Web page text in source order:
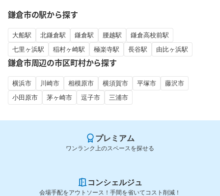
鎌倉市の駅から探す
大船駅 北鎌倉駅 鎌倉駅 腰越駅
鎌倉高校前駅
七里ヶ浜駅
稲村ヶ崎駅 極楽寺駅 長谷駅 由比ヶ浜駅
鎌倉市周辺の市区町村から探す
横浜市 川崎市 相模原市 横須賀市 平塚市
藤沢市
小田原市
茅ヶ崎市 逗子市 三浦市
プレミアム
ワンランク上のスペースを探せる
コンシェルジュ
会場手配をアウトソース！手間を省いてコスト削減！